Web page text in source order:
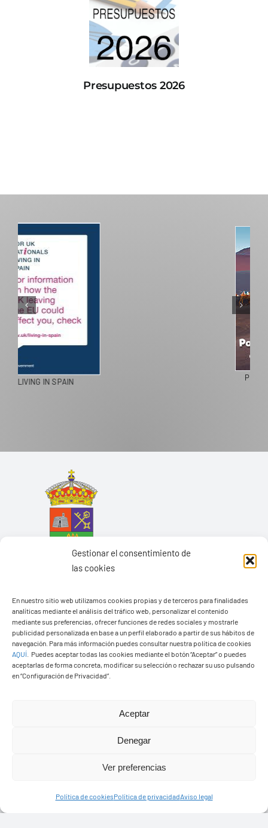
Gestionar el consentimiento de
las cookies
En nuestro sitio web utilizamos cookies propias y de terceros para finalidades
analíticas mediante el análisis del tráfico web, personalizar el contenido
mediante sus preferencias, ofrecer funciones de redes sociales y mostrarle
publicidad personalizada en base a un perfil elaborado a partir de sus hábitos de
navegación. Para más información puedes consultar nuestra política de cookies
AQUÍ
Puedes aceptar todas las cookies mediante el botón “Aceptar” o puedes
aceptarlas de forma concreta, modificar su selección o rechazar su uso pulsando
en “Configuración de Privacidad”.
Aceptar
Denegar
Ver preferencias
Política de cookiesPolítica de privacidadAviso legal
Presupuestos 2026
PASEOS EN CAMELLO
Ayuntamiento de Yaiza
Pza. de Los Remedios, 1
35570 – Yaiza
928 83 62 20
derechos reservads
Diseño web Solucionet.com&Cibernatural